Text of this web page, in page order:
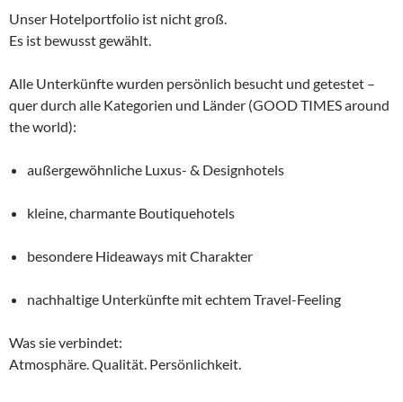
Unser Hotelportfolio ist nicht groß.
Es ist bewusst gewählt.
Alle Unterkünfte wurden persönlich besucht und getestet –
quer durch alle Kategorien und Länder (GOOD TIMES around
the world):
außergewöhnliche Luxus- & Designhotels
kleine, charmante Boutiquehotels
besondere Hideaways mit Charakter
nachhaltige Unterkünfte mit echtem Travel-Feeling
Was sie verbindet:
Atmosphäre. Qualität. Persönlichkeit.